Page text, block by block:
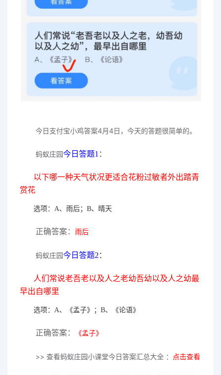
今日支付宝小鸡答案4月4日，今天的答题很简单的。
蚂蚁庄园今日答题1 ：
以下哪一种天气状况更适合花粉过敏者外出踏青
赏花
选项：A、雨后；B、晴天
正确答案： 雨后
蚂蚁庄园今日答题2 ：
人们常说老吾老以及人之老幼吾幼以及人之幼最
早出自哪里
选项：A、《孟子》；B、《论语》
正确答案： 《孟子》
>> 查看蚂蚁庄园小课堂今日答案汇总大全 ： 点击查看